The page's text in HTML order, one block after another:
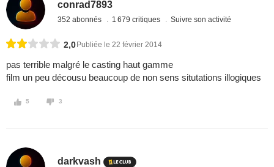
conrad7893
352 abonnés 1 679 critiques Suivre son activité
2,0 Publiée le 22 février 2014
pas terrible malgré le casting haut gamme
film un peu décousu beaucoup de non sens situtations illogiques
5 3
darkvash